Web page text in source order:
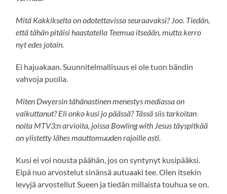
Mitä Kakkikselta on odotettavissa seuraavaksi? Joo. Tiedän,
että tähän pitäisi haastatella Teemua itseään, mutta kerro
nyt edes jotain.
Ei hajuakaan. Suunnitelmallisuus ei ole tuon bändin
vahvoja puolia.
Miten Dwyersin tähänastinen menestys mediassa on
vaikuttanut? Eli onko kusi jo päässä? Tässä siis tarkoitan
noita MTV3:n arvioita, joissa Bowling with Jesus täyspitkää
on ylistetty lähes mauttomuuden rajoille asti.
Kusi ei voi nousta päähän, jos on syntynyt kusipääksi.
Eipä nuo arvostelut sinänsä autuaaki tee. Olen itsekin
levyjä arvostellut Sueen ja tiedän millaista touhua se on.